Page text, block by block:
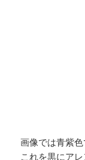
画像では青紫
これを黒にア